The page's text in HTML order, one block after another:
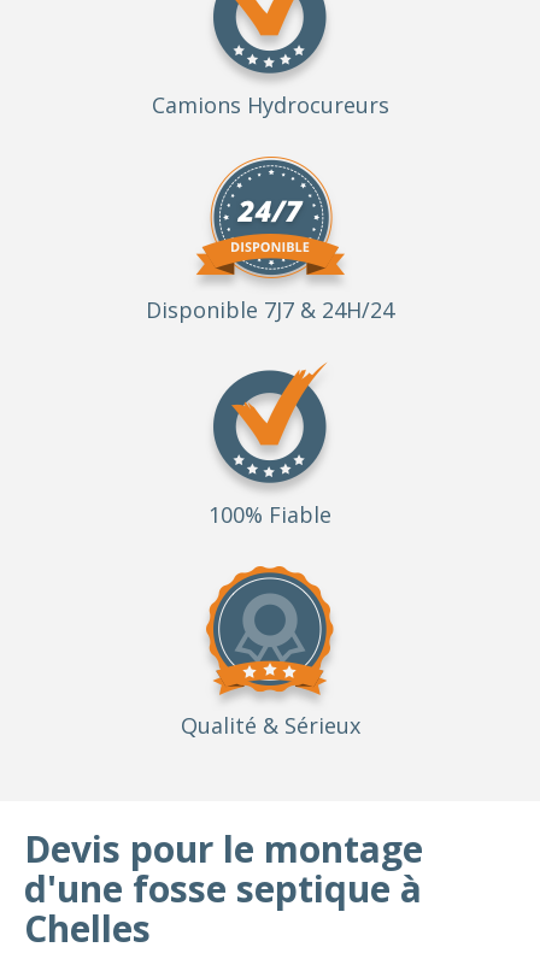
Camions Hydrocureurs
Disponible 7J7 & 24H/24
100% Fiable
Qualité & Sérieux
Devis pour le montage
d'une fosse septique à
Chelles